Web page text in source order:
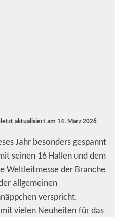
aktualisiert am 14. März 2026
Jahr besonders gespannt
seinen 16 Hallen und dem
Weltleitmesse der Branche
allgemeinen
verspricht.
vielen Neuheiten für das